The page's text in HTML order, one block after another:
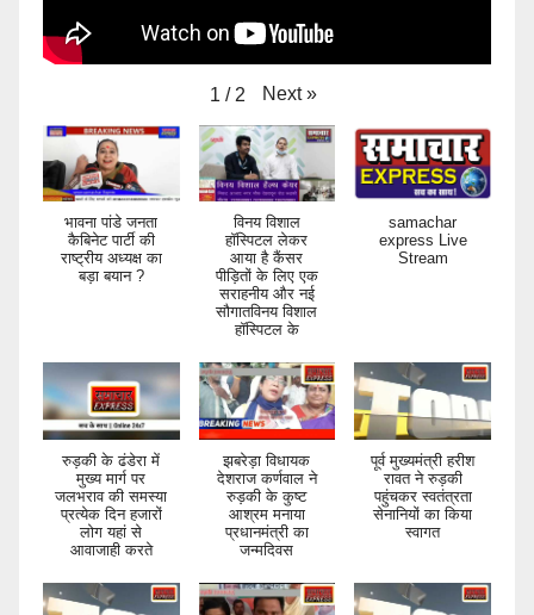
1 / 2 Next »
भावना पांडे जनता
कैबिनेट पार्टी की
राष्ट्रीय अध्यक्ष का
बड़ा बयान ?
विनय विशाल
हॉस्पिटल लेकर
आया है कैंसर
पीड़ितों के लिए एक
सराहनीय और नई
सौगातविनय विशाल
हॉस्पिटल के
samachar
express Live
Stream
रुड़की के ढंडेरा में
मुख्य मार्ग पर
जलभराव की समस्या
प्रत्येक दिन हजारों
लोग यहां से
आवाजाही करते
झबरेड़ा विधायक
देशराज कर्णवाल ने
रुड़की के कुष्ट
आश्रम मनाया
प्रधानमंत्री का
जन्मदिवस
पूर्व मुख्यमंत्री हरीश
रावत ने रुड़की
पहुंचकर स्वतंत्रता
सेनानियों का किया
स्वागत